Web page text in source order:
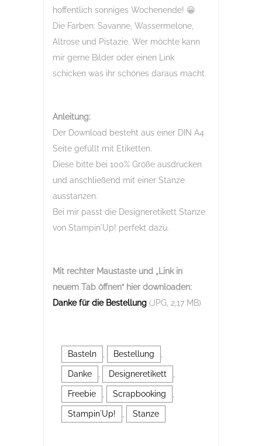
hoffentlich sonniges Wochenende! 😀
Die Farben: Savanne, Wassermelone,
Altrose und Pistazie. Wer möchte kann
mir gerne Bilder oder einen Link
schicken was ihr schönes daraus macht.
Anleitung:
Der Download besteht aus einer DIN A4
Seite gefüllt mit Etiketten.
Diese bitte bei 100% Größe ausdrucken
und anschließend mit einer Stanze
ausstanzen.
Bei mir passt die Designeretikett Stanze
von Stampin´Up! perfekt dazu.
Mit rechter Maustaste und „Link in
neuem Tab öffnen“ hier downloaden:
Danke für die Bestellung (JPG, 2,17 MB)
Basteln Bestellung
Danke Designeretikett
Freebie Scrapbooking
Stampin´Up! Stanze